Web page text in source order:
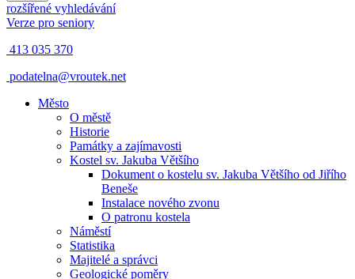
rozšířené vyhledávání
Verze pro seniory
413 035 370
podatelna@vroutek.net
Město
O městě
Historie
Památky a zajímavosti
Kostel sv. Jakuba Většího
Dokument o kostelu sv. Jakuba Většího od Jiřího
Beneše
Instalace nového zvonu
O patronu kostela
Náměstí
Statistika
Majitelé a správci
Geologické poměry